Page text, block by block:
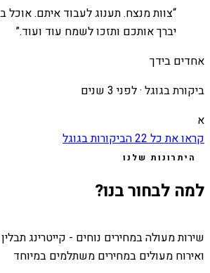
“צוות מנצח. תענוג לעבוד איתם. אוכל
יברך אותכם ותזכו לשמח עוד ועוד.”
אחדים בידך
ביקורת בגוגל ·לפני 3 שנים
א
קראו את כל22הביקורות בגוגל
היתרונות שלנו
למה לבחור בנו?
שירות מעולה במחירים נוחים - קייטרינג
ואירוח מעולים במחירים משתלמים במיוחד